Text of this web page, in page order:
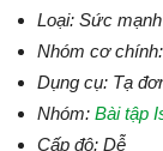
Loại: Sức mạnh
Nhóm cơ chính:
Dụng cụ: Tạ
Nhóm: Bài tập
Cấp độ: Dễ